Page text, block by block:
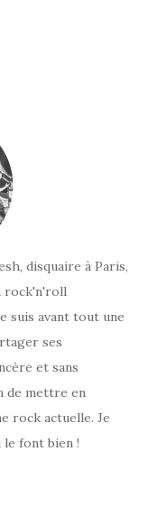
disquaire à Paris,
rock'n'roll
suis avant tout une
ses
et sans
de mettre en
rock actuelle. Je
font bien !